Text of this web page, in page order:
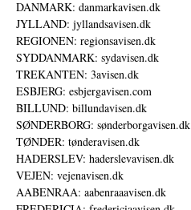
DANMARK: danmarkavisen.dk
JYLLAND: jyllandsavisen.dk
REGIONEN: regionsavisen.dk
SYDDANMARK: sydavisen.dk
TREKANTEN: 3avisen.dk
ESBJERG: esbjergavisen.com
BILLUND: billundavisen.dk
SØNDERBORG: sønderborgavisen.dk
TØNDER: tønderavisen.dk
HADERSLEV: haderslevavisen.dk
VEJEN: vejenavisen.dk
AABENRAA: aabenraaavisen.dk